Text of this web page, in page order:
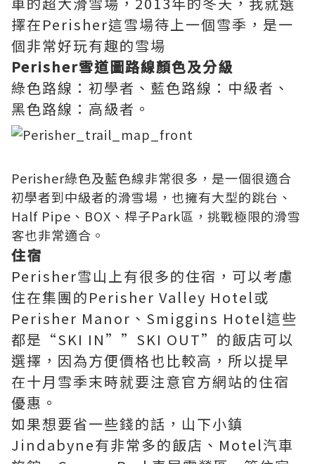
擇在Perisher這雪場待上一個雪季，是一
個非常好玩有趣的雪場
Perisher雪道圖路線顏色及分級
綠色路線：初學者、藍色路線：中級者、
黑色路線：高級者。
Perisher綠色及藍色線非常很多，是一個很適合
初學者到中級者的滑雪場，也擁有大型的跳台、
Half Pipe、BOX、桿子Park區，挑戰極限的滑雪
客也非常適合。
住宿
Perisher雪山上有很多的住宿，可以考慮
住在集團的Perisher Valley Hotel或
Perisher Manor、Smiggins Hotel這些
都是“SKI IN””SKI OUT”的飯店可以
選擇，因為方便價格也比較高，所以提早
在十月雪季末時就要注意官方網站的住宿
優惠。
如果想要省一些錢的話，山下小鎮
Jindabyne有非常多的飯店、Motel汽車